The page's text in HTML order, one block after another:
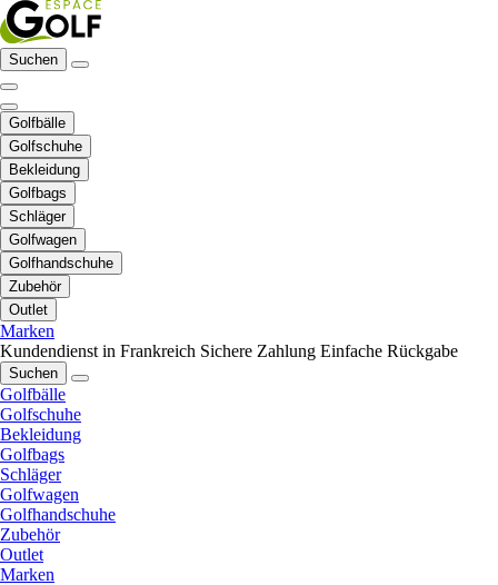
Suchen
Golfbälle
Golfschuhe
Bekleidung
Golfbags
Schläger
Golfwagen
Golfhandschuhe
Zubehör
Outlet
Marken
Kundendienst in Frankreich Sichere Zahlung Einfache Rückgabe
Suchen
Golfbälle
Golfschuhe
Bekleidung
Golfbags
Schläger
Golfwagen
Golfhandschuhe
Zubehör
Outlet
Marken